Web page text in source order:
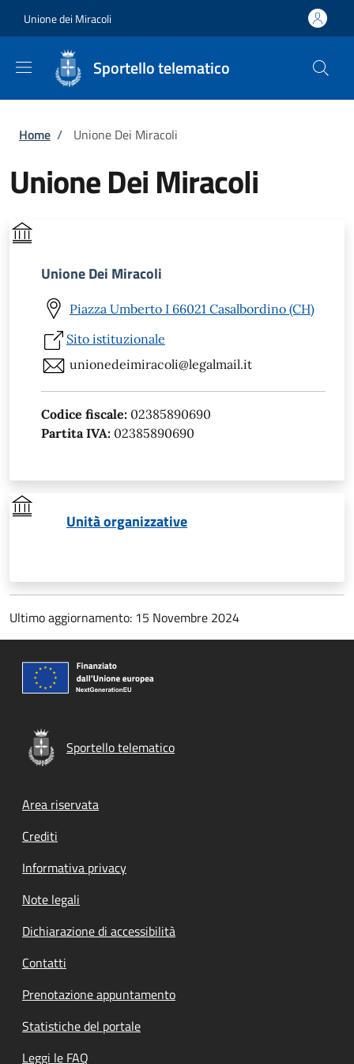
Unione dei Miracoli
Sportello telematico
Briciole di pane
Home / Unione Dei Miracoli
Unione Dei Miracoli
Unione Dei Miracoli
Piazza Umberto I 66021 Casalbordino (CH)
Sito istituzionale
unionedeimiracoli@legalmail.it
Codice fiscale: 02385890690
Partita IVA: 02385890690
Unità organizzative
Ultimo aggiornamento: 15 Novembre 2024
Sportello telematico
Footer menu
Area riservata
Crediti
Informativa privacy
Note legali
Dichiarazione di accessibilità
Contatti
Prenotazione appuntamento
Statistiche del portale
Leggi le FAQ